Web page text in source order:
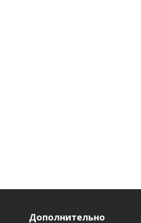
Дополнительно